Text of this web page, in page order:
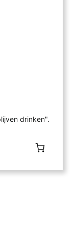
drinken".